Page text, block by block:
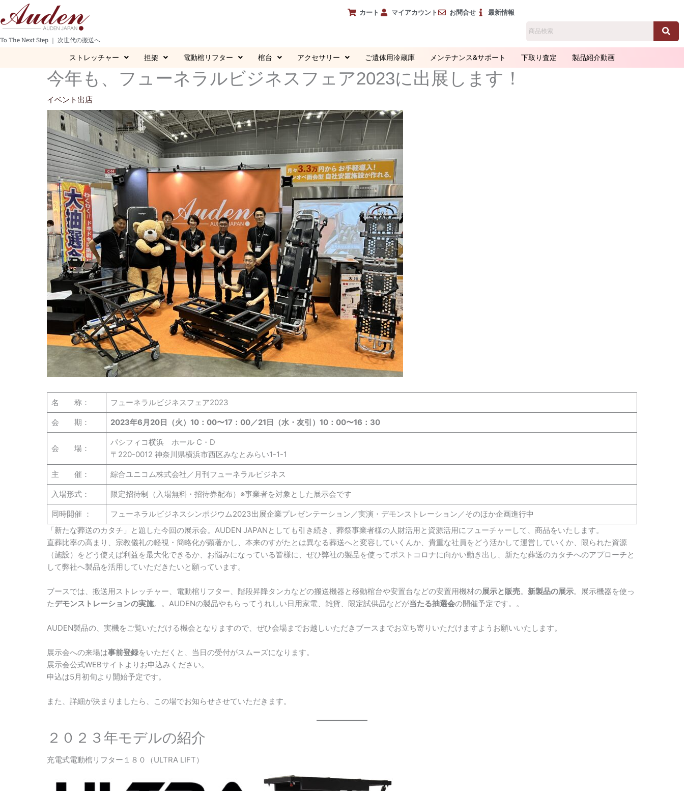
容
を
ス
To The Next Step ｜ 次世代の搬送へ
カート マイアカウント お問合せ 最新情報
ストレッチャー 担架 電動棺リフター 棺台 アクセサリー ご遺体用冷蔵庫 メンテナンス&サポート 下取り査定 製品紹介動画
今年も、フューネラルビジネスフェア2023に出展します！
イベント出店
名 称： フューネラルビジネスフェア2023
会 期： 2023年6月20日（火）10：00〜17：00／21日（水・友引）10：00〜16：30
会 場：
パシフィコ横浜 ホール C・D
〒220-0012 神奈川県横浜市西区みなとみらい1-1-1
主 催： 綜合ユニコム株式会社／月刊フューネラルビジネス
入場形式： 限定招待制（入場無料・招待券配布）※事業者を対象とした展示会です
同時開催 ：
フューネラルビジネスシンポジウム2023出展企業プレゼンテーション／実演・デモンストレーション／そのほか企画進行中
「新たな葬送のカタチ」と題した今回の展示会。AUDEN JAPANとしても引き続き、葬祭事業者様の人財活用と資源活用にフューチャーして、商品をいたします。
直葬比率の高まり、宗教儀礼の軽視・簡略化が顕著かし、本来のすがたとは異なる葬送へと変容していくんか、貴重な社員をどう活かして運営していくか、限られた資源
（施設）をどう使えば利益を最大化できるか、お悩みになっている皆様に、ぜひ弊社の製品を使ってポストコロナに向かい動き出し、新たな葬送のカタチへのアプローチと
して弊社へ製品を活用していただきたいと願っています。
ブースでは、搬送用ストレッチャー、電動棺リフター、階段昇降タンカなどの搬送機器と移動棺台や安置台などの安置用機材の展示と販売。 新製品の展示。展示機器を使っ
たデモンストレーションの実施。。AUDENの製品やもらってうれしい日用家電、雑貨、限定試供品などが当たる抽選会の開催予定です。。
AUDEN製品の、実機をご覧いただける機会となりますので、ぜひ会場までお越しいただきブースまでお立ち寄りいただけますようお願いいたします。
展示会への来場は事前登録をいただくと、当日の受付がスムーズになります。
展示会公式WEBサイトよりお申込みください。
申込は5月初旬より開始予定です。
また、詳細が決まりましたら、この場でお知らせさせていただきます。
２０２３年モデルの紹介
充電式電動棺リフター１８０（ULTRA LIFT）